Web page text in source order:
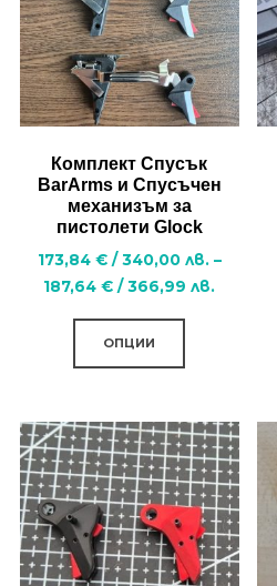
Комплект Спусък
BarArms и Спусъчен
механизъм за
пистолети Glock
173,84 € /340,00 лв. –
187,64€ /366,99лв.
лв.
through
187,64 €
/
366,99
лв.
ОПЦИИ
This
variants.
The
options
may
be